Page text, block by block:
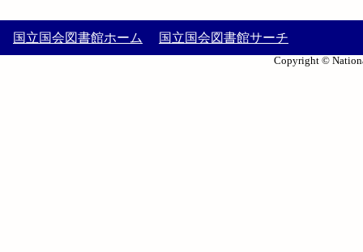
国立国会図書館ホーム 国立国会図書館サーチ
Copyright ©